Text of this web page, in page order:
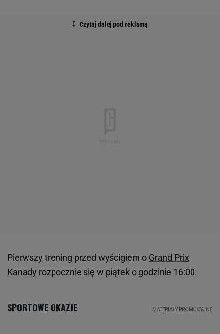
Pierwszy trening przed wyścigiem o Grand Prix
Kanady rozpocznie się w piątek o godzinie 16:00.